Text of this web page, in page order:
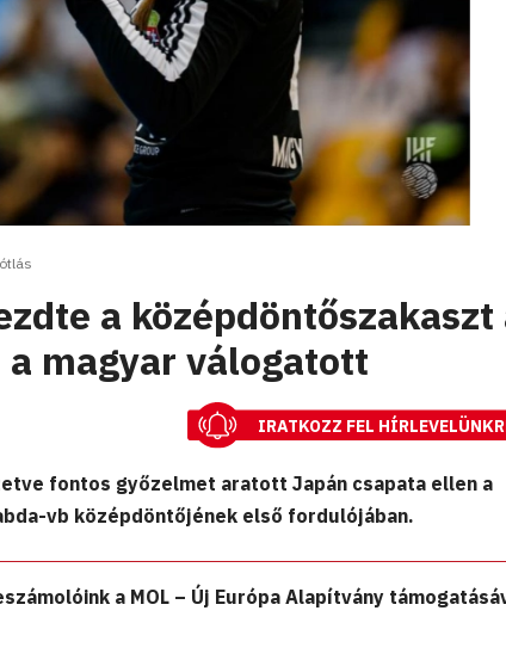
a középdöntőszakaszt
magyar válogatott
IRATKOZZ FEL
fontos győzelmet aratott Japán csapata ellen a
vb középdöntőjének első fordulójában.
a MOL – Új Európa Alapítvány